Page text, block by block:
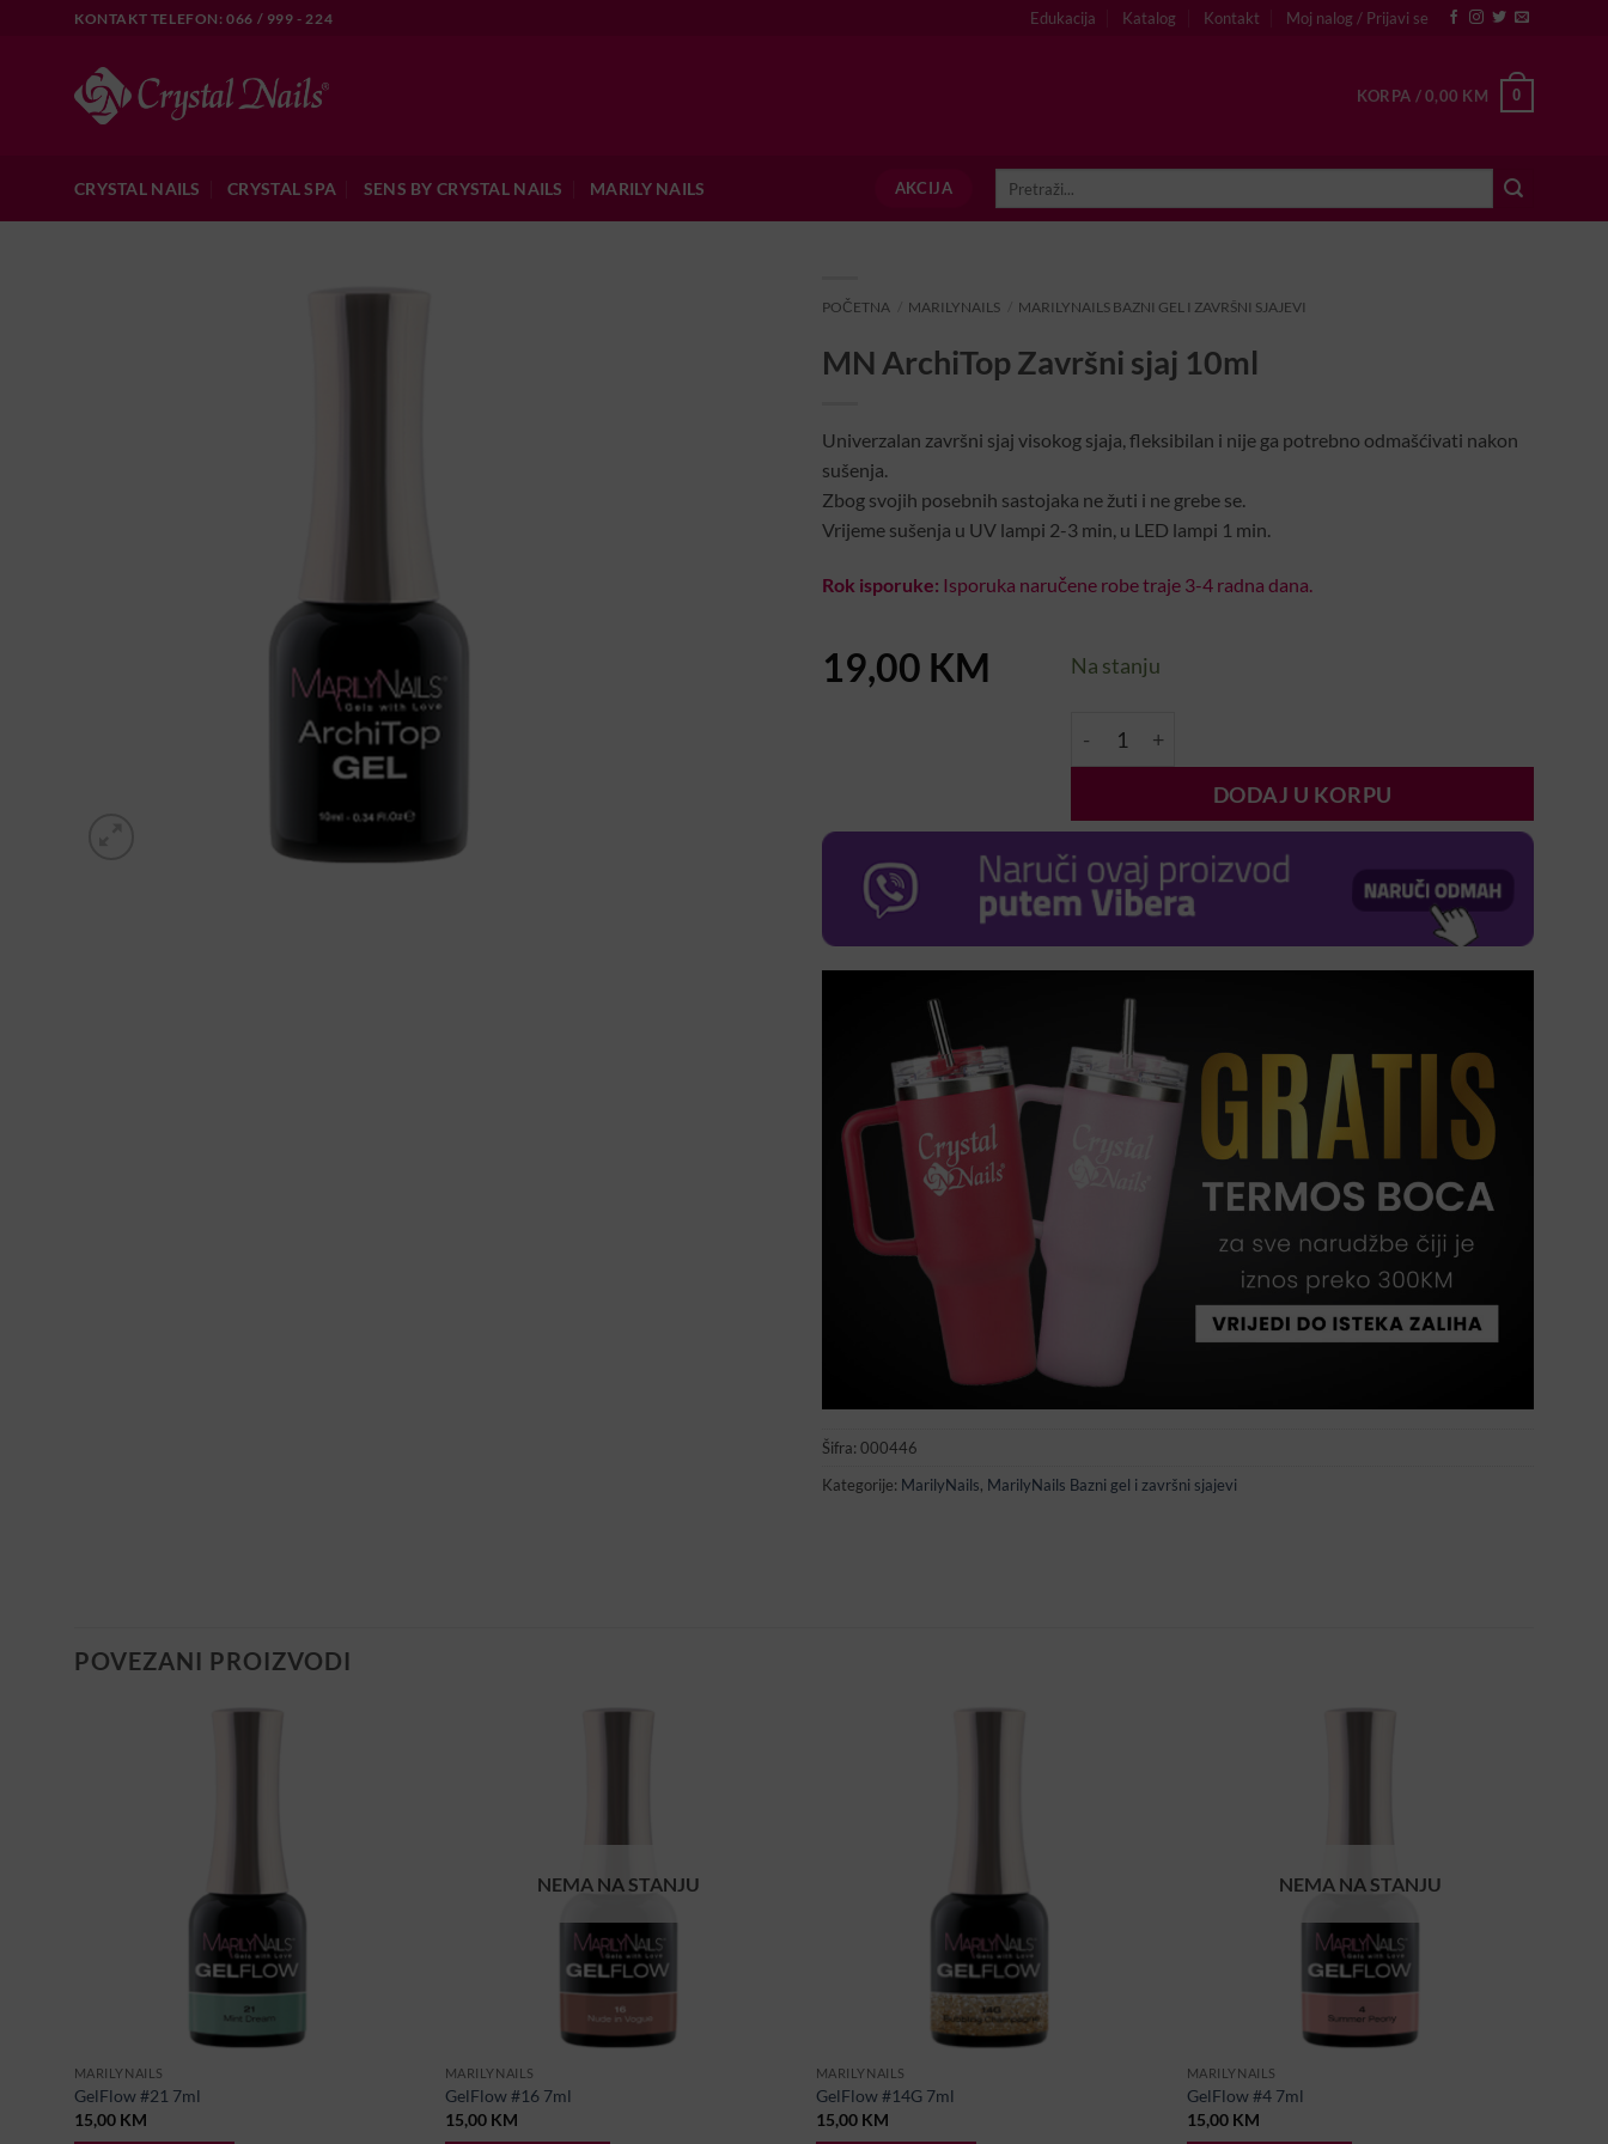
KONTAKT TELEFON: 066 / 999 - 224 Edukacija Katalog Kontakt Moj nalog / Prijavi se
KORPA /0,00 KM 0
CRYSTAL NAILS CRYSTAL SPA SENS BY CRYSTAL NAILS MARILY NAILS AKCIJA
POČETNA MARILYNAILS MARILYNAILS BAZNI GEL I ZAVRŠNI SJAJEVI
MN ArchiTop Završni sjaj 10ml
Univerzalan završni sjaj visokog sjaja, fleksibilan i nije ga potrebno odmašćivati nakon
sušenja.
Zbog svojih posebnih sastojaka ne žuti i ne grebe se.
Vrijeme sušenja u UV lampi 2-3 min, u LED lampi 1 min.
Rok isporuke: Isporuka naručene robe traje 3-4 radna dana.
19,00 KM Na stanju
MN ArchiTop Završni sjaj 10ml količina
DODAJ U KORPU
Šifra: 000446
Kategorije: MarilyNails, MarilyNails Bazni gel i završni sjajevi
POVEZANI PROIZVODI
MARILYNAILS
GelFlow #21 7ml
15,00 KM
NEMA NA STANJU
MARILYNAILS
GelFlow #16 7ml
15,00 KM
MARILYNAILS
GelFlow #14G 7ml
15,00 KM
NEMA NA STANJU
MARILYNAILS
GelFlow #4 7ml
15,00 KM